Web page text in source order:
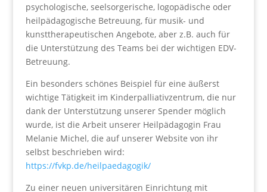
psychologische, seelsorgerische, logopädische oder
heilpädagogische Betreuung, für musik- und
kunsttherapeutischen Angebote, aber z.B. auch für
die Unterstützung des Teams bei der wichtigen EDV-
Betreuung.
Ein besonders schönes Beispiel für eine äußerst
wichtige Tätigkeit im Kinderpalliativzentrum, die nur
dank der Unterstützung unserer Spender möglich
wurde, ist die Arbeit unserer Heilpädagogin Frau
Melanie Michel, die auf unserer Website von ihr
selbst beschrieben wird:
https://fvkp.de/heilpaedagogik/
Zu einer neuen universitären Einrichtung mit